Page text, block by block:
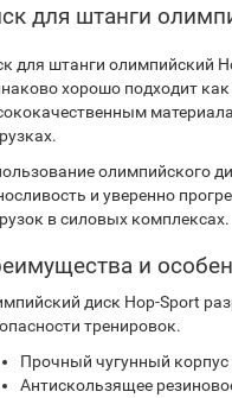
для штанги
для штанги олимпийский
хорошо подходит
олимпийского
и уверенно
в силовых комплексах.
и
диск Hop-Sport
тренировок.
Прочный чугунный
Антискользящее